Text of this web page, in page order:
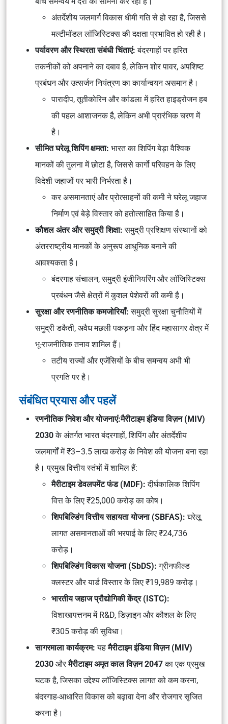
अंतर्देशीय जलमार्ग विकास धीमी गति से हो रहा है, जिससे
मल्टीमॉडल लॉजिस्टिक्स की दक्षता प्रभावित हो रही है।
पर्यावरण और स्थिरता संबंधी चिंताएं: बंदरगाहों पर हरित
तकनीकों को अपनाने का दबाव है, लेकिन शोर पावर, अपशिष्ट
प्रबंधन और उत्सर्जन नियंत्रण का कार्यान्वयन असमान है।
पारादीप, तूतीकोरिन और कांडला में हरित हाइड्रोजन हब
की पहल आशाजनक है, लेकिन अभी प्रारंभिक चरण में
है।
सीमित घरेलू शिपिंग क्षमता: भारत का शिपिंग बेड़ा वैश्विक
मानकों की तुलना में छोटा है, जिससे कार्गो परिवहन के लिए
विदेशी जहाजों पर भारी निर्भरता है।
कर असमानताएं और प्रोत्साहनों की कमी ने घरेलू जहाज
निर्माण एवं बेड़े विस्तार को हतोत्साहित किया है।
कौशल अंतर और समुद्री शिक्षा: समुद्री प्रशिक्षण संस्थानों को
अंतरराष्ट्रीय मानकों के अनुरूप आधुनिक बनाने की
आवश्यकता है।
बंदरगाह संचालन, समुद्री इंजीनियरिंग और लॉजिस्टिक्स
प्रबंधन जैसे क्षेत्रों में कुशल पेशेवरों की कमी है।
सुरक्षा और रणनीतिक कमजोरियाँ: समुद्री सुरक्षा चुनौतियों में
समुद्री डकैती, अवैध मछली पकड़ना और हिंद महासागर क्षेत्र में
भू-राजनीतिक तनाव शामिल हैं।
तटीय राज्यों और एजेंसियों के बीच समन्वय अभी भी
प्रगति पर है।
संबंधित प्रयास और पहलें
रणनीतिक निवेश और योजनाएं:मैरीटाइम इंडिया विज़न (MIV)
2030के अंतर्गत भारत बंदरगाहों, शिपिंग और अंतर्देशीय
जलमार्गों में ₹3–3.5 लाख करोड़ के निवेश की योजना बना रहा
है। प्रमुख वित्तीय स्तंभों में शामिल हैं:
मैरीटाइम डेवलपमेंट फंड (MDF): दीर्घकालिक शिपिंग
वित्त के लिए ₹25,000 करोड़ का कोष।
शिपबिल्डिंग वित्तीय सहायता योजना (SBFAS): घरेलू
लागत असमानताओं की भरपाई के लिए ₹24,736
करोड़।
शिपबिल्डिंग विकास योजना (SbDS): ग्रीनफील्ड
क्लस्टर और यार्ड विस्तार के लिए ₹19,989 करोड़।
भारतीय जहाज प्रौद्योगिकी केंद्र (ISTC):
विशाखापत्तनम में R&D, डिज़ाइन और कौशल के लिए
₹305 करोड़ की सुविधा।
सागरमाला कार्यक्रम: यहमैरीटाइम इंडिया विज़न (MIV)
2030 औरमैरीटाइम अमृत काल विज़न 2047का एक प्रमुख
घटक है, जिसका उद्देश्य लॉजिस्टिक्स लागत को कम करना,
बंदरगाह-आधारित विकास को बढ़ावा देना और रोजगार सृजित
करना है।